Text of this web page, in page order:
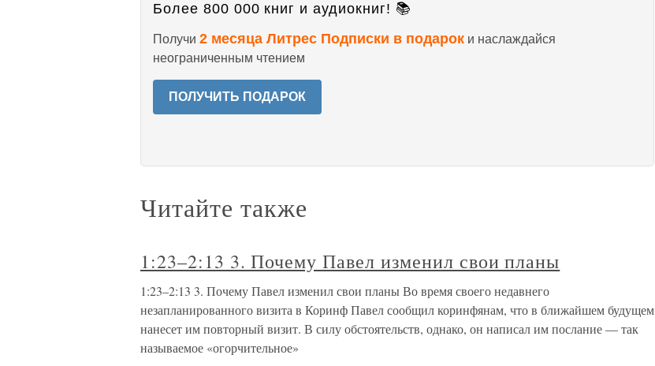
Более 800 000 книг и аудиокниг! 📚
Получи 2 месяца Литрес Подписки в подарок и наслаждайся
неограниченным чтением
ПОЛУЧИТЬ ПОДАРОК
Читайте также
1:23–2:13 3. Почему Павел изменил свои планы
1:23–2:13 3. Почему Павел изменил свои планы Во время своего недавнего
незапланированного визита в Коринф Павел сообщил коринфянам, что в ближайшем будущем
нанесет им повторный визит. В силу обстоятельств, однако, он написал им послание — так
называемое «огорчительное»